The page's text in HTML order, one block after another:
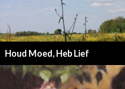
Houd Moed, Heb Lief
NAAR